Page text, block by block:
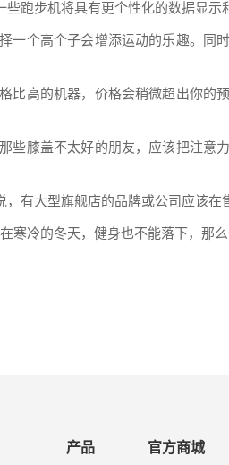
跑步机将具有更个性化的数据显示
个高个子会增添运动的乐趣。同
高的机器，价格会稍微超出你的
些膝盖不太好的朋友，应该把注意
有大型旗舰店的品牌或公司应该在
冷的冬天，健身也不能落下，那么
产品 官方商城